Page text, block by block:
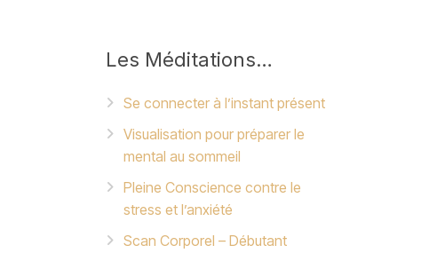
Les Méditations…
Se connecter à l’instant présent
Visualisation pour préparer le
mental au sommeil
Pleine Conscience contre le
stress et l’anxiété
Scan Corporel – Débutant